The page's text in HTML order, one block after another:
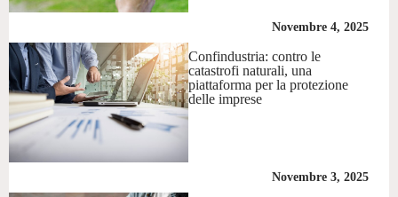
Novembre 4, 2025
Confindustria: contro le
catastrofi naturali, una
piattaforma per la protezione
delle imprese
Novembre 3, 2025